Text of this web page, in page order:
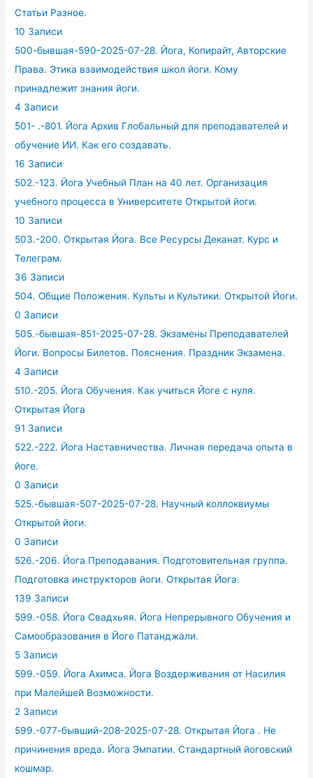
Статьи Разное.
10 Записи
500-бывшая-590-2025-07-28. Йога, Копирайт, Авторские
Права. Этика взаимодействия школ йоги. Кому
принадлежит знания йоги.
4 Записи
501- .-801. Йога Архив Глобальный для преподавателей и
обучение ИИ. Как его создавать.
16 Записи
502.-123. Йога Учебный План на 40 лет. Организация
учебного процесса в Университете Открытой йоги.
10 Записи
503.-200. Открытая Йога. Все Ресурсы Деканат. Курс и
Телеграм.
36 Записи
504. Общие Положения. Культы и Культики. Открытой Йоги.
0 Записи
505.-бывшая-851-2025-07-28. Экзамены Преподавателей
Йоги. Вопросы Билетов. Пояснения. Праздник Экзамена.
4 Записи
510.-205. Йога Обучения. Как учиться Йоге с нуля.
Открытая Йога
91 Записи
522.-222. Йога Наставничества. Личная передача опыта в
йоге.
0 Записи
525.-бывшая-507-2025-07-28. Научный коллоквиумы
Открытой йоги.
0 Записи
526.-206. Йога Преподавания. Подготовительная группа.
Подготовка инструкторов йоги. Открытая Йога.
139 Записи
599.-058. Йога Свадхьяя. Йога Непрерывного Обучения и
Самообразования в Йоге Патанджали.
5 Записи
599.-059. Йога Ахимса. Йога Воздерживания от Насилия
при Малейшей Возможности.
2 Записи
599.-077-бывший-208-2025-07-28. Открытая Йога . Не
причинения вреда. Йога Эмпатии. Стандартный йоговский
кошмар.